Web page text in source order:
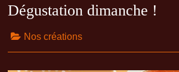
Dégustation dimanche !
Nos créations